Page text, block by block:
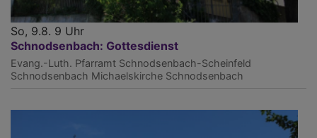
So, 9.8. 9 Uhr
Schnodsenbach: Gottesdienst
Evang.-Luth. Pfarramt Schnodsenbach-Scheinfeld
Schnodsenbach Michaelskirche Schnodsenbach